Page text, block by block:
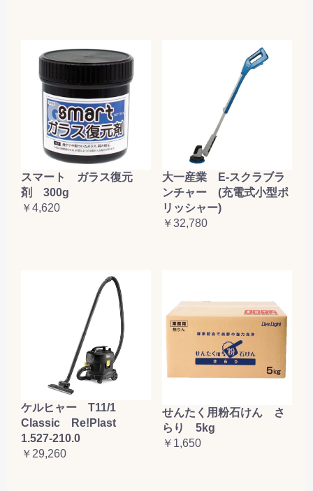
スマート ガラス復元
剤 300g
￥4,620
大一産業 E-スクラブラ
ンチャー (充電式小型ポ
リッシャー)
￥32,780
ケルヒャー T11/1
Classic Re!Plast
1.527-210.0
￥29,260
せんたく用粉石けん さ
らり 5kg
￥1,650